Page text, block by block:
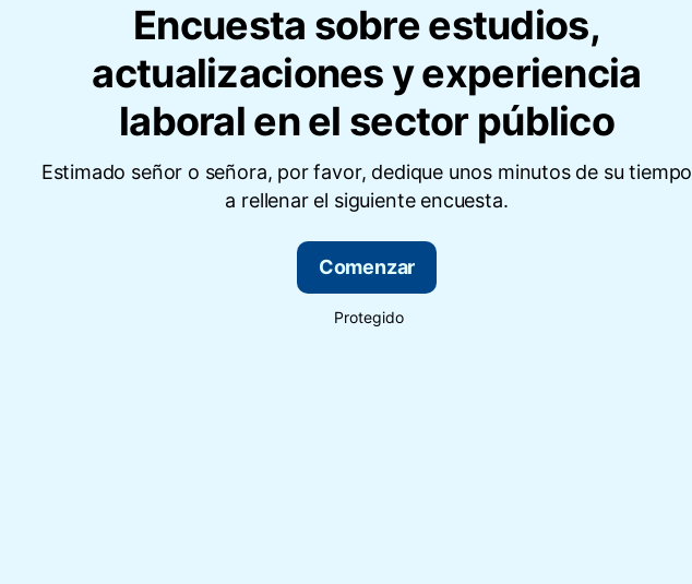
Encuesta sobre estudios,
actualizaciones y experiencia
laboral en el sector público
Estimado señor o señora, por favor, dedique unos minutos de su tiempo
a rellenar el siguiente encuesta.
Comenzar
Protegido